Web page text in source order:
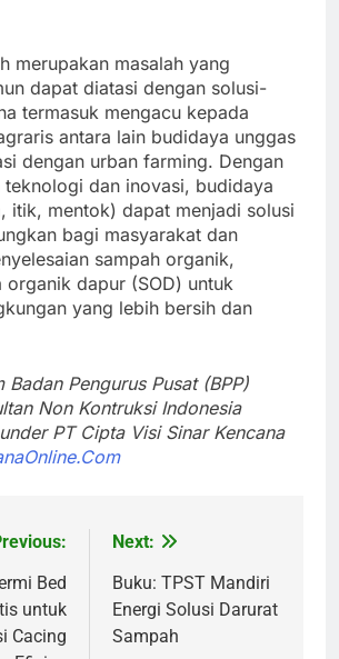
merupakan masalah yang
dapat diatasi dengan solusi-
termasuk mengacu kepada
antara lain budidaya unggas
dengan urban farming. Dengan
teknologi dan inovasi, budidaya
itik, mentok) dapat menjadi solusi
bagi masyarakat dan
sampah organik,
organik dapur (SOD) untuk
yang lebih bersih dan
Badan Pengurus Pusat (BPP)
Non Kontruksi Indonesia
PT Cipta Visi Sinar Kencana
Bed
untuk
Cacing
Next:
Buku: TPST Mandiri
Energi Solusi Darurat
Sampah